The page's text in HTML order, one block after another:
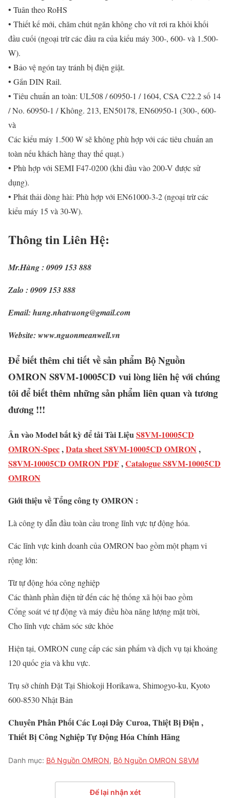
• Tuân theo RoHS
• Thiết kế mới, chăm chút ngăn không cho vít rơi ra khỏi khối
đầu cuối (ngoại trừ các đầu ra của kiểu máy 300-, 600- và 1.500-
W).
• Bảo vệ ngón tay tránh bị điện giật.
• Gắn DIN Rail.
• Tiêu chuẩn an toàn: UL508 / 60950-1 / 1604, CSA C22.2 số 14
/ No. 60950-1 / Không. 213, EN50178, EN60950-1 (300-, 600-
và
Các kiểu máy 1.500 W sẽ không phù hợp với các tiêu chuẩn an
toàn nếu khách hàng thay thế quạt.)
• Phù hợp với SEMI F47-0200 (khi đầu vào 200-V được sử
dụng).
• Phát thải dòng hài: Phù hợp với EN61000-3-2 (ngoại trừ các
kiểu máy 15 và 30-W).
Thông tin Liên Hệ:
Mr.Hùng : 0909 153 888
Zalo : 0909 153 888
Email: hung.nhatvuong@gmail.com
Website: www.nguonmeanwell.vn
Để biết thêm chi tiết về sản phẩm Bộ Nguồn
OMRON S8VM-10005CD vui lòng liên hệ với chúng
tôi để biết thêm những sản phẩm liên quan và tương
đương !!!
Ân vào Model bất kỳ để tải Tài LiệuS8VM-10005CD
OMRON-Spec,Data sheet S8VM-10005CD OMRON ,
S8VM-10005CD OMRON PDF,Catalogue S8VM-10005CD
OMRON
Giới thiệu về Tổng công ty OMRON :
Là công ty dẫn đầu toàn cầu trong lĩnh vực tự động hóa.
Các lĩnh vực kinh doanh của OMRON bao gồm một phạm vi
rộng lớn:
Từ tự động hóa công nghiệp
Các thành phần điện tử đến các hệ thống xã hội bao gồm
Cổng soát vé tự động và máy điều hòa năng lượng mặt trời,
Cho lĩnh vực chăm sóc sức khỏe
Hiện tại, OMRON cung cấp các sản phẩm và dịch vụ tại khoảng
120 quốc gia và khu vực.
Trụ sở chính Đặt Tại Shiokoji Horikawa, Shimogyo-ku, Kyoto
600-8530 Nhật Bản
Chuyên Phân Phối Các Loại Dây Curoa, Thiệt Bị Điện ,
Thiết Bị Công Nghiệp Tự Động Hóa Chính Hãng
Danh mục: Bộ Nguồn OMRON, Bộ Nguồn OMRON S8VM
Để lại nhận xét